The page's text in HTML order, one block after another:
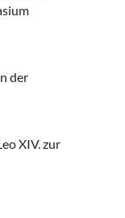
der
XIV. zur